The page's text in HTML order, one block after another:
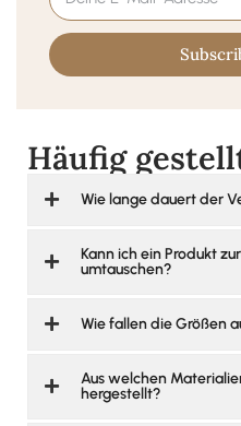
Häufig
Wie lange dauert der
Kann ich ein Produkt
umtauschen?
Wie fallen die Größen
Aus welchen
hergestellt?